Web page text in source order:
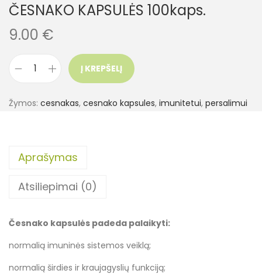
ČESNAKO KAPSULĖS 100kaps.
9.00 €
Į KREPŠELĮ
Žymos: cesnakas, cesnako kapsules, imunitetui, persalimui
Aprašymas
Atsiliepimai (0)
Česnako kapsulės padeda palaikyti:
normalią imuninės sistemos veiklą;
normalią širdies ir kraujagyslių funkciją;